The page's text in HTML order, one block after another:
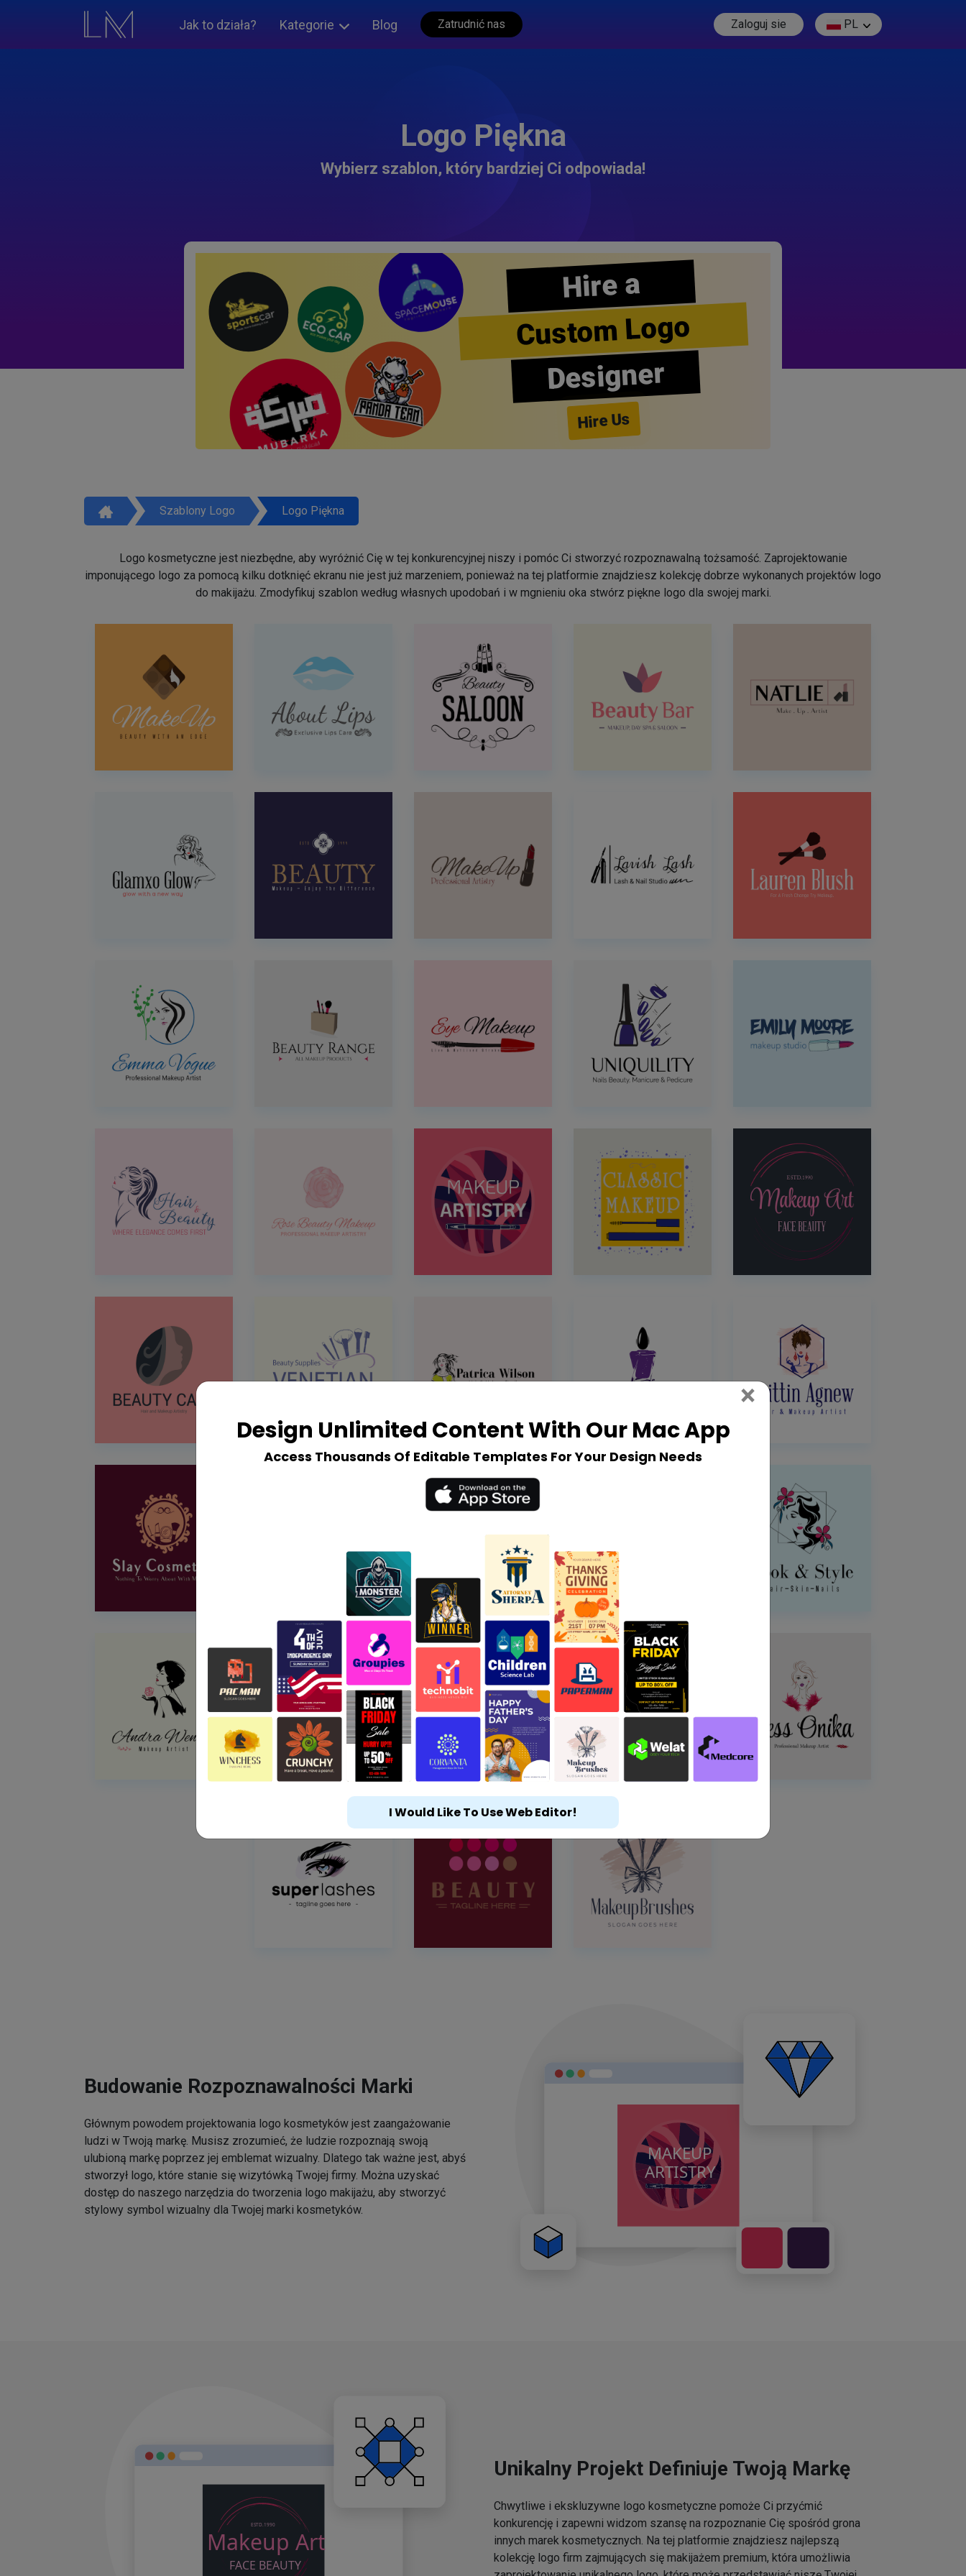
Jak to działa? Kategorie Blog Zatrudnić nas Zaloguj sie PL
Logo Piękna
Wybierz szablon, który bardziej Ci odpowiada!
Hire a
Custom Logo
Designer
Hire Us
Szablony Logo Logo Piękna
Logo kosmetyczne jest niezbędne, aby wyróżnić Cię w tej konkurencyjnej niszy i pomóc Ci stworzyć rozpoznawalną tożsamość. Zaprojektowanie
imponującego logo za pomocą kilku dotknięć ekranu nie jest już marzeniem, ponieważ na tej platformie znajdziesz kolekcję dobrze wykonanych projektów logo
do makijażu. Zmodyfikuj szablon według własnych upodobań i w mgnieniu oka stwórz piękne logo dla swojej marki.
Budowanie Rozpoznawalności Marki
Głównym powodem projektowania logo kosmetyków jest zaangażowanie
ludzi w Twoją markę. Musisz zrozumieć, że ludzie rozpoznają swoją
ulubioną markę poprzez jej emblemat wizualny. Dlatego tak ważne jest, abyś
stworzył logo, które stanie się wizytówką Twojej firmy. Można uzyskać
dostęp do naszego narzędzia do tworzenia logo makijażu, aby stworzyć
stylowy symbol wizualny dla Twojej marki kosmetyków.
Unikalny Projekt Definiuje Twoją Markę
Chwytliwe i ekskluzywne logo kosmetyczne pomoże Ci przyćmić
konkurencję i zapewni widzom szansę na rozpoznanie Cię spośród grona
innych marek kosmetycznych. Na tej platformie znajdziesz najlepszą
kolekcję logo firm zajmujących się makijażem premium, która umożliwia
Design Unlimited Content With Our Mac App
Access Thousands Of Editable Templates For Your Design Needs
× Close
I Would Like To Use Web Editor!